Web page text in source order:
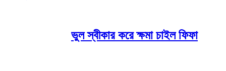
ভুল স্বীকার করে ক্ষমা চাইল ফিফা